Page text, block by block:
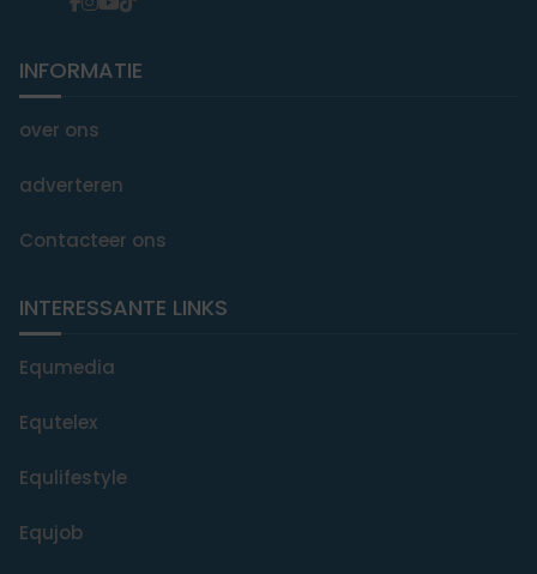
INFORMATIE
over ons
adverteren
Contacteer ons
INTERESSANTE LINKS
Equmedia
Equtelex
Equlifestyle
Equjob